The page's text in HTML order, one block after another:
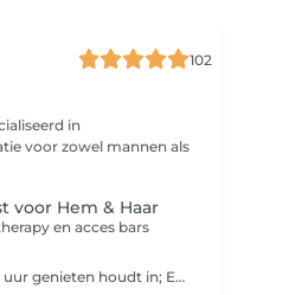
102
voor zowel mannen als
voor Hem & Haar
en acces bars
De gezichtsverzorging Vital Relax van 2 uur genieten houdt in; Epilatie wenkbrauwen Zenmodus , prérelaxatie Reinigen melk, lotion, scrub Hydrapeel: De hydrapeel staat bekend om het diep reinigen van het huidoppervlak, detoxifiëren van de huid, het exfoliëren (afschilferen van de oude huid) en het toepassen van intense hydtratatie. Expert sérum naar gelang de behoefte van de huid Gelaatsmassage met acupressuur hierdoor activeren we de meridianen, met als resultaat een diepe relaxatie van het lichaam, stimuleren van de energiebanen waardoor alles beter stroomt in het lichaam, 30 minuten Voetreflexologie 45 minuten tijdens het masker Masker aangepast aan het huidtype Hoofdmassage tijdens het masker We sluiten af met een Dagcrème aangepast aan jouw huidtype